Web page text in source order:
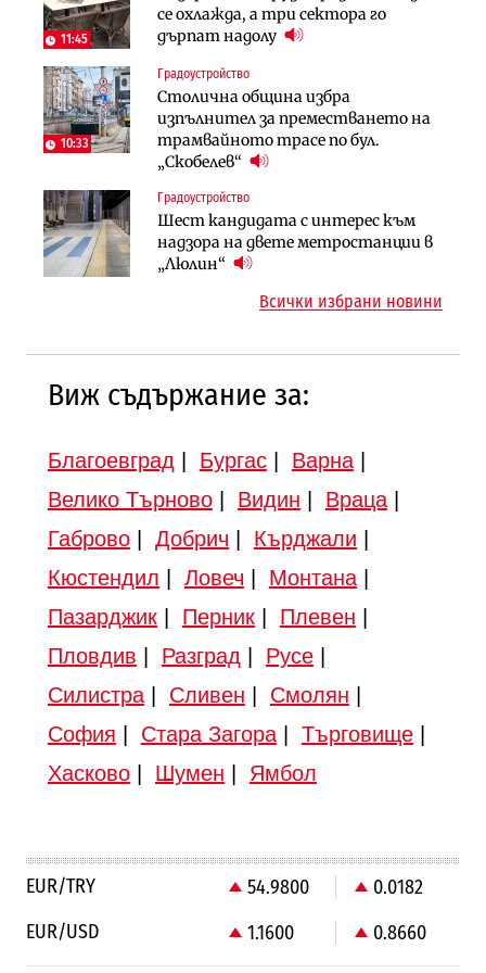
11:45
се охлажда, а три сектора го
дърпат надолу
10:33
Градоустройство
Столична община избра
изпълнител за преместването на
трамвайното трасе по бул.
„Скобелев“
Градоустройство
Шест кандидата с интерес към
надзора на двете метростанции в
„Люлин“
АЕЦ „Козлодуй“ ще работи само още
няколко седмици, ако сушата
Инфраструктура
АПИ възложи промяната на
парцеларния план за
магистралата Русе – Велико
Градоустройство
Шест кандидата с интерес към
надзора на двете метростанции в
оценки на имотите може да бъдат
вдигнати
Финанси
Ипотечното кредитиране в
България продължава да се охлажда
(Графика)
Вторият мост над Варненското
езеро става част от бъдещата
магистрала „Черно море“
Всички избрани новини
Виж съдържание за:
Благоевград Бургас| Варна|
Велико Търново| Видин Враца|
Габрово| Добрич Кърджали
Кюстендил
Ловеч Монтана|
Пазарджик| Перник| Плевен
Пловдив
Разград Русе|
Силистра| Сливен Смолян
София
Стара Загора| Търговище|
Хасково| Шумен Ямбол
EUR/TRY 54.9800
0.0182
EUR/USD
1.1600 0.8660